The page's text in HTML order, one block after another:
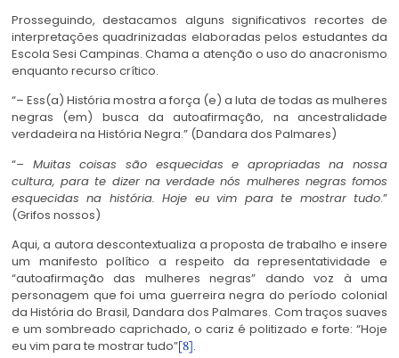
Prosseguindo, destacamos alguns significativos recortes de
interpretações quadrinizadas elaboradas pelos estudantes da
Escola Sesi Campinas. Chama a atenção o uso do anacronismo
enquanto recurso crítico.
“– Ess(a) História mostra a força (e) a luta de todas as mulheres
negras (em) busca da autoafirmação, na ancestralidade
verdadeira na História Negra.” (Dandara dos Palmares)
“– Muitas coisas são esquecidas e apropriadas na nossa
cultura, para te dizer na verdade nós mulheres negras fomos
esquecidas na história. Hoje eu vim para te mostrar tudo.”
(Grifos nossos)
Aqui, a autora descontextualiza a proposta de trabalho e insere
um manifesto político a respeito da representatividade e
“autoafirmação das mulheres negras” dando voz à uma
personagem que foi uma guerreira negra do período colonial
da História do Brasil, Dandara dos Palmares. Com traços suaves
e um sombreado caprichado, o cariz é politizado e forte: “Hoje
eu vim para te mostrar tudo”[8].